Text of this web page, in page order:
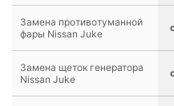
Замена противотуманной
фары Nissan Juke
Замена щеток генератора
Nissan Juke